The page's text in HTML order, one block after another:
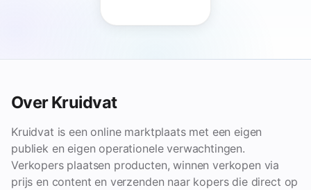
Over Kruidvat
Kruidvat is een online marktplaats met een eigen
publiek en eigen operationele verwachtingen.
Verkopers plaatsen producten, winnen verkopen via
prijs en content en verzenden naar kopers die direct op